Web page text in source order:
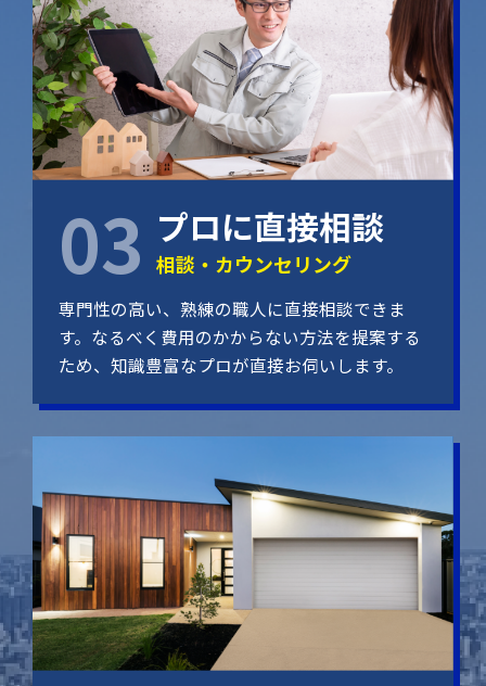
プロに直接相談
相談・カウンセリング
専門性の高い、熟練の職人に直接相談できま
す。なるべく費用のかからない方法を提案する
ため、知識豊富なプロが直接お伺いします。